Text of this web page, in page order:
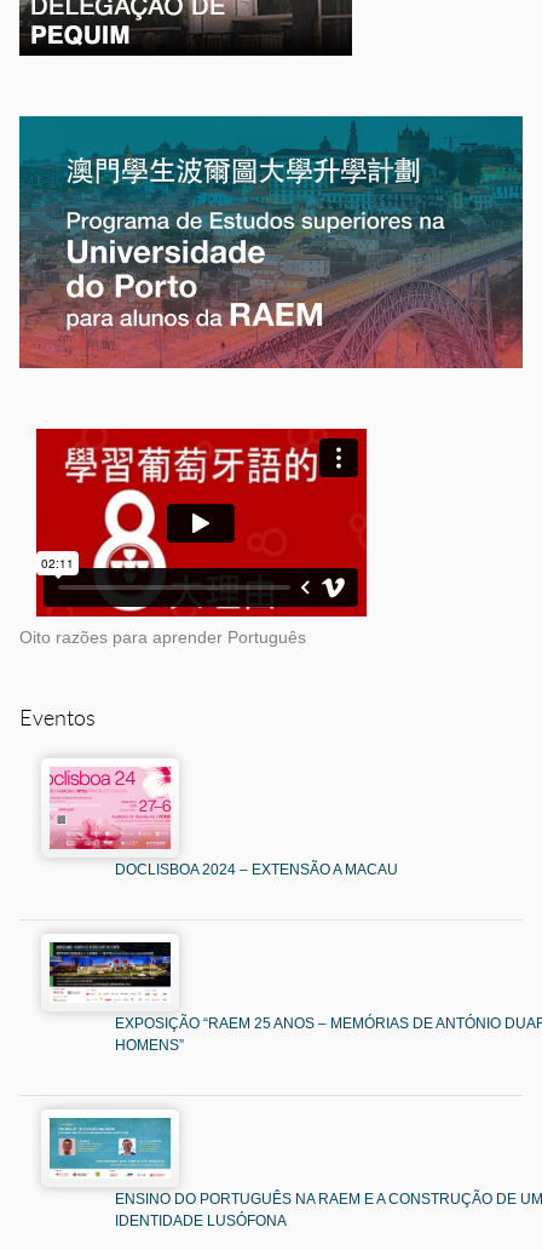
Oito razões para aprender Português
Eventos
DOCLISBOA 2024 – EXTENSÃO A MACAU
EXPOSIÇÃO “RAEM 25 ANOS – MEMÓRIAS DE ANTÓNIO
HOMENS”
ENSINO DO PORTUGUÊS NA RAEM E A CONSTRUÇÃO DE
IDENTIDADE LUSÓFONA